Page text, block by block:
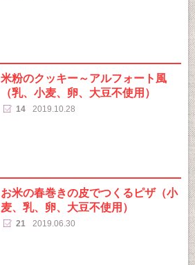
米粉のクッキー～アルフォート風
（乳、小麦、卵、大豆不使用）
14 2019.10.28
お米の春巻きの皮でつくるピザ（小
麦、乳、卵、大豆不使用）
21 2019.06.30